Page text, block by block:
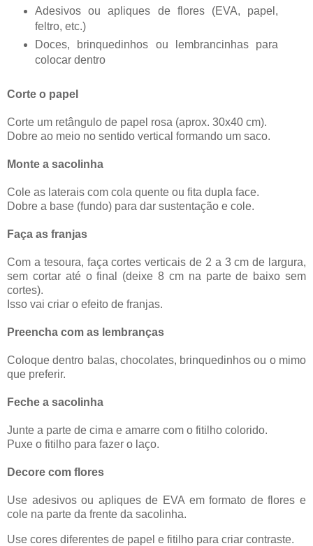
Adesivos ou apliques de flores (EVA, papel,
feltro, etc.)
Doces, brinquedinhos ou lembrancinhas para
colocar dentro
Corte o papel
Corte um retângulo de papel rosa (aprox. 30x40 cm).
Dobre ao meio no sentido vertical formando um saco.
Monte a sacolinha
Cole as laterais com cola quente ou fita dupla face.
Dobre a base (fundo) para dar sustentação e cole.
Faça as franjas
Com a tesoura, faça cortes verticais de 2 a 3 cm de largura,
sem cortar até o final (deixe 8 cm na parte de baixo sem
cortes).
Isso vai criar o efeito de franjas.
Preencha com as lembranças
Coloque dentro balas, chocolates, brinquedinhos ou o mimo
que preferir.
Feche a sacolinha
Junte a parte de cima e amarre com o fitilho colorido.
Puxe o fitilho para fazer o laço.
Decore com flores
Use adesivos ou apliques de EVA em formato de flores e
cole na parte da frente da sacolinha.
Use cores diferentes de papel e fitilho para criar contraste.